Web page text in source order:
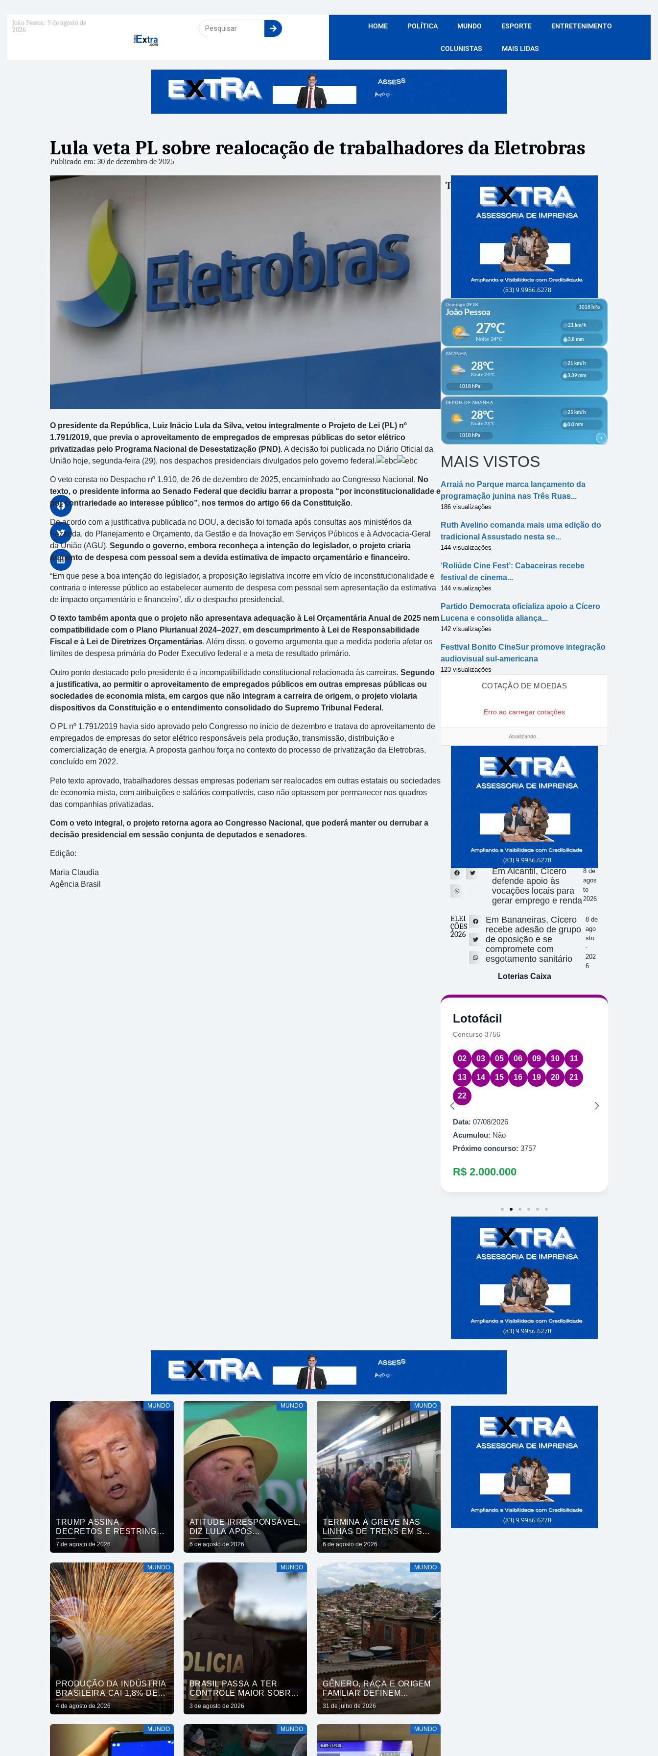
João Pessoa: 9 de agosto de
2026
HOME POLÍTICA MUNDO ESPORTE ENTRETENIMENTO
COLUNISTAS MAIS LIDAS
Lula veta PL sobre realocação de trabalhadores da Eletrobras
Publicado em: 30 de dezembro de 2025
O presidente da República, Luiz Inácio Lula da Silva, vetou integralmente o Projeto de Lei (PL) nº
1.791/2019, que previa o aproveitamento de empregados de empresas públicas do setor elétrico
privatizadas pelo Programa Nacional de Desestatização (PND). A decisão foi publicada no Diário Oficial da
União hoje, segunda-feira (29), nos despachos presidenciais divulgados pelo governo federal.
O veto consta no Despacho nº 1.910, de 26 de dezembro de 2025, encaminhado ao Congresso Nacional. No
texto, o presidente informa ao Senado Federal que decidiu barrar a proposta “por inconstitucionalidade e
por contrariedade ao interesse público”, nos termos do artigo 66 da Constituição.
De acordo com a justificativa publicada no DOU, a decisão foi tomada após consultas aos ministérios da
Fazenda, do Planejamento e Orçamento, da Gestão e da Inovação em Serviços Públicos e à Advocacia-Geral
da União (AGU). Segundo o governo, embora reconheça a intenção do legislador, o projeto criaria
aumento de despesa com pessoal sem a devida estimativa de impacto orçamentário e financeiro.
“Em que pese a boa intenção do legislador, a proposição legislativa incorre em vício de inconstitucionalidade e
contraria o interesse público ao estabelecer aumento de despesa com pessoal sem apresentação da estimativa
de impacto orçamentário e financeiro”, diz o despacho presidencial.
O texto também aponta que o projeto não apresentava adequação à Lei Orçamentária Anual de 2025 nem
compatibilidade com o Plano Plurianual 2024–2027, em descumprimento à Lei de Responsabilidade
Fiscal e à Lei de Diretrizes Orçamentárias. Além disso, o governo argumenta que a medida poderia afetar os
limites de despesa primária do Poder Executivo federal e a meta de resultado primário.
Outro ponto destacado pelo presidente é a incompatibilidade constitucional relacionada às carreiras. Segundo
a justificativa, ao permitir o aproveitamento de empregados públicos em outras empresas públicas ou
sociedades de economia mista, em cargos que não integram a carreira de origem, o projeto violaria
dispositivos da Constituição e o entendimento consolidado do Supremo Tribunal Federal .
O PL nº 1.791/2019 havia sido aprovado pelo Congresso no início de dezembro e tratava do aproveitamento de
empregados de empresas do setor elétrico responsáveis pela produção, transmissão, distribuição e
comercialização de energia. A proposta ganhou força no contexto do processo de privatização da Eletrobras,
concluído em 2022.
Pelo texto aprovado, trabalhadores dessas empresas poderiam ser realocados em outras estatais ou sociedades
de economia mista, com atribuições e salários compatíveis, caso não optassem por permanecer nos quadros
das companhias privatizadas.
Com o veto integral, o projeto retorna agora ao Congresso Nacional, que poderá manter ou derrubar a
decisão presidencial em sessão conjunta de deputados e senadores.
Edição:
Maria Claudia
Agência Brasil
Tags:Compartile:
MAIS VISTOS
Arraiá no Parque marca lançamento da
programação junina nas Três Ruas...
186 visualizações
Ruth Avelino comanda mais uma edição do
tradicional Assustado nesta se...
144 visualizações
‘Roliúde Cine Fest’: Cabaceiras recebe
festival de cinema...
144 visualizações
Partido Democrata oficializa apoio a Cícero
Lucena e consolida aliança...
142 visualizações
Festival Bonito CineSur promove integração
audiovisual sul-americana
123 visualizações
COTAÇÃO DE MOEDAS
Erro ao carregar cotações
Atualizando...
Em Alcantil, Cícero
defende apoio às
vocações locais para
gerar emprego e renda
8 de
agos
to -
2026
ELEI
ÇÕES
2026
Em Bananeiras, Cícero
recebe adesão de grupo
de oposição e se
compromete com
esgotamento sanitário
8 de
ago
sto
-
202
6
Loterias Caixa
Lotofácil
Concurso 3756
02 03 05 06 09 10 11
13 14 15 16 19 20 21
22
Data: 07/08/2026
Acumulou: Não
Próximo concurso: 3757
R$ 2.000.000
MUNDO
TRUMP ASSINA
DECRETOS E RESTRINGE
CIDADANIA POR
NASCIMENTO
7 de agosto de 2026
MUNDO
ATITUDE IRRESPONSÁVEL,
DIZ LULA APÓS
REVOGAÇÃO DE VISTO DE
EMBAIXADORA
6 de agosto de 2026
MUNDO
TERMINA A GREVE NAS
LINHAS DE TRENS EM SÃO
PAULO
6 de agosto de 2026
MUNDO
PRODUÇÃO DA INDÚSTRIA
BRASILEIRA CAI 1,8% DE
MAIO PARA JUNHO
4 de agosto de 2026
MUNDO
BRASIL PASSA A TER
CONTROLE MAIOR SOBRE
PRODUTOS QUÍMICOS
3 de agosto de 2026
MUNDO
GÊNERO, RAÇA E ORIGEM
FAMILIAR DEFINEM
MOBILIDADE SOCIAL, DIZ
ESTUDO
31 de julho de 2026
MUNDO MUNDO MUNDO